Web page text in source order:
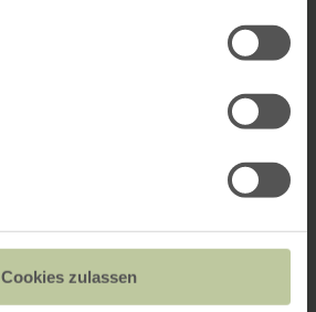
Cookies zulassen